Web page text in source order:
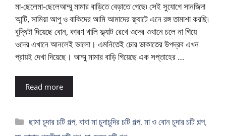
মা-ছেলেমা-ছেলেআম্মু মামার বাড়িতে বেড়াতে গেছে৷ সেই সুযোগে সানজিদা
আন্টি, সামিয়া আপু ও বাকিদের আমি আমাদের ফ্ল্যাটে এনে রঙ্গ তামাশা করছি৷
বুদ্ধিটা দিয়েছে বোন, কারণ খালি ফ্ল্যাট রেখে ওদের ওখানে চলে না গিয়ে
ওদের এখানে আনলেই ভালো। এমনিতেই চোর ডাকাতের উপদ্রব এখন
প্রায়ই দেখা দিয়েছে। আম্মু মামার বাড়ি গিয়েছে এক সপ্তাহের …
Read more
Categories
ছামা চুদার চটি গল্প,বাবা মা চুদাচুদির চটি গল্প,মা ও বোন চুদার চটি গল্প,